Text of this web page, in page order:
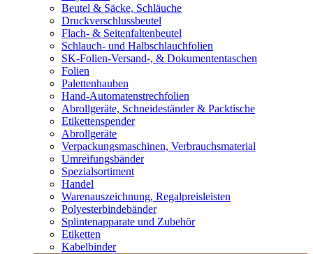
Beutel & Säcke, Schläuche
Druckverschlussbeutel
Flach- & Seitenfaltenbeutel
Schlauch- und Halbschlauchfolien
SK-Folien-Versand-, & Dokumententaschen
Folien
Palettenhauben
Hand-Automatenstrechfolien
Abrollgeräte, Schneideständer & Packtische
Etikettenspender
Abrollgeräte
Verpackungsmaschinen, Verbrauchsmaterial
Umreifungsbänder
Spezialsortiment
Handel
Warenauszeichnung, Regalpreisleisten
Polyesterbindebänder
Splintenapparate und Zubehör
Etiketten
Kabelbinder